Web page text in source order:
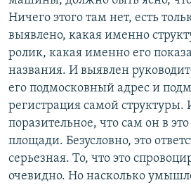
Ничего этого там нет, есть
выявлено, какая именно
ролик, какая именно его
названия. И выявлен
его подмосковный адрес и
регистрация самой структуры.
поразительное, что сам он в
площади. Безусловно, это
серьезная. То, что это
очевидно. Но насколько